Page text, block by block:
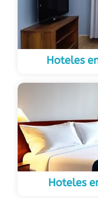
Hoteles
Hoteles